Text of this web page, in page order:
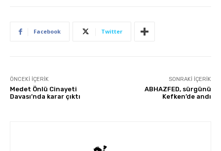
Facebook Twitter
ÖNCEKI İÇERIK
Medet Önlü Cinayeti
Davası’nda karar çıktı
SONRAKI İÇERIK
ABHAZFED, sürgünü
Kefken’de andı